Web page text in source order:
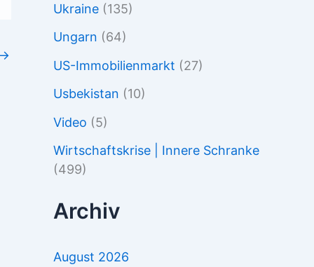
Ukraine (135)
Ungarn (64)
US-Immobilienmarkt (27)
Usbekistan (10)
Video (5)
Wirtschaftskrise | Innere Schranke
(499)
Archiv
August 2026